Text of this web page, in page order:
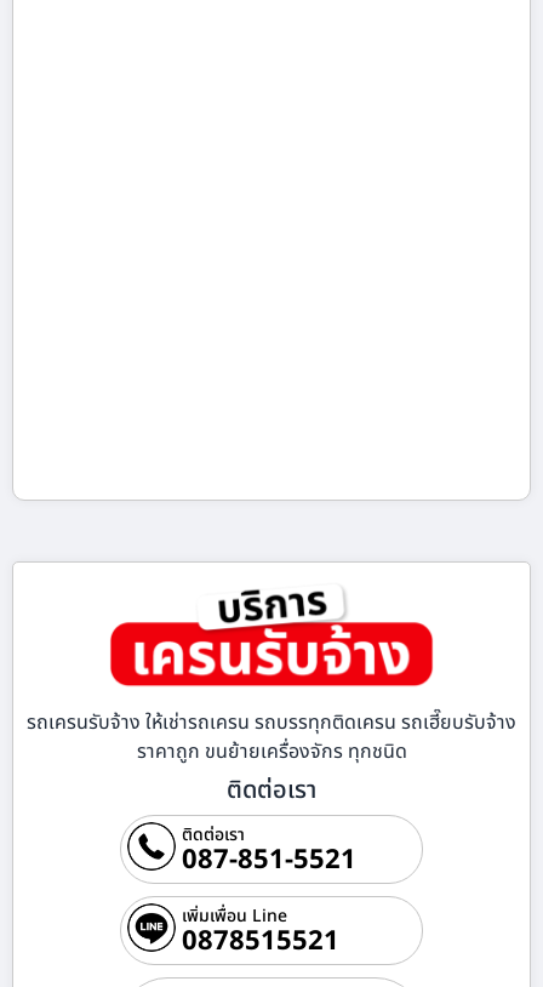
รถเครนรับจ้าง ให้เช่ารถเครน รถบรรทุกติดเครน รถเฮี๊ยบรับจ้าง
ราคาถูก ขนย้ายเครื่องจักร ทุกชนิด
ติดต่อเรา
ติดต่อเรา
087-851-5521
เพิ่มเพื่อน Line
0878515521